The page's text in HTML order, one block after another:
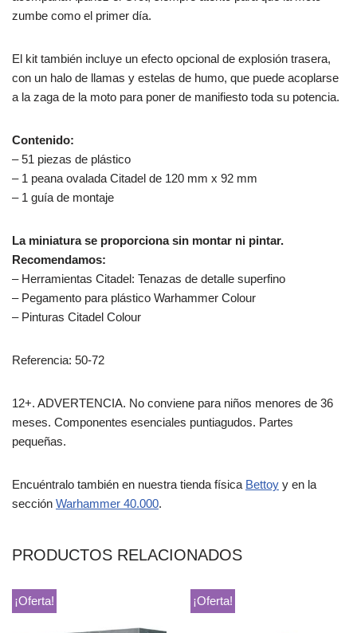
zumbe como el primer día.
El kit también incluye un efecto opcional de explosión trasera,
con un halo de llamas y estelas de humo, que puede acoplarse
a la zaga de la moto para poner de manifiesto toda su potencia.
Contenido:
– 51 piezas de plástico
– 1 peana ovalada Citadel de 120 mm x 92 mm
– 1 guía de montaje
La miniatura se proporciona sin montar ni pintar.
Recomendamos:
– Herramientas Citadel: Tenazas de detalle superfino
– Pegamento para plástico Warhammer Colour
– Pinturas Citadel Colour
Referencia: 50-72
12+. ADVERTENCIA. No conviene para niños menores de 36
meses. Componentes esenciales puntiagudos. Partes
pequeñas.
Encuéntralo también en nuestra tienda física Bettoy y en la
sección Warhammer 40.000.
PRODUCTOS RELACIONADOS
¡Oferta! ¡Oferta!